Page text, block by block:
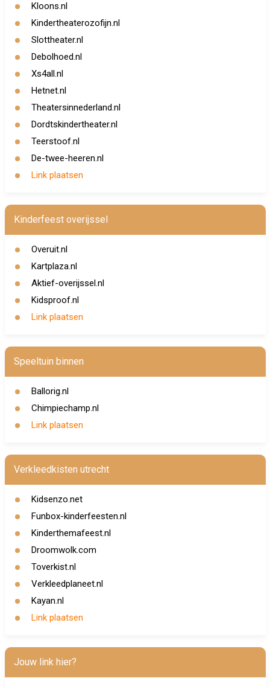
Kloons.nl
Kindertheaterozofijn.nl
Slottheater.nl
Debolhoed.nl
Xs4all.nl
Hetnet.nl
Theatersinnederland.nl
Dordtskindertheater.nl
Teerstoof.nl
De-twee-heeren.nl
Link plaatsen
Kinderfeest overijssel
Overuit.nl
Kartplaza.nl
Aktief-overijssel.nl
Kidsproof.nl
Link plaatsen
Speeltuin binnen
Ballorig.nl
Chimpiechamp.nl
Link plaatsen
Verkleedkisten utrecht
Kidsenzo.net
Funbox-kinderfeesten.nl
Kinderthemafeest.nl
Droomwolk.com
Toverkist.nl
Verkleedplaneet.nl
Kayan.nl
Link plaatsen
Jouw link hier?